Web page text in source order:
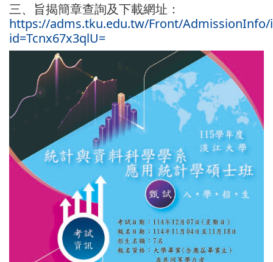
三、旨揭簡章查詢及下載網址：
https://adms.tku.edu.tw/Front/
id=Tcnx67x3qlU=